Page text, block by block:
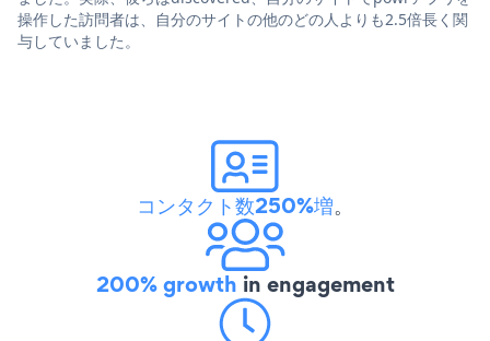
操作した訪問者は、自分のサイトの他のどの人よりも2.5倍長く関
与していました。
コンタクト数250%増。
200% growth in engagement